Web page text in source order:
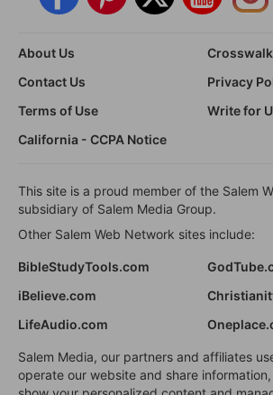
About Us
Contact Us
Privacy
Terms of Use
Write for
California - CCPA Notice
This site is a proud member of the Salem
subsidiary of Salem Media Group.
Other Salem Web Network sites include:
BibleStudyTools.com
iBelieve.com
LifeAudio.com
Salem Media, our partners and affiliates
operate our website and share